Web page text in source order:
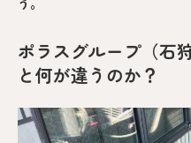
ポラスグループ（石
と何が違うのか？